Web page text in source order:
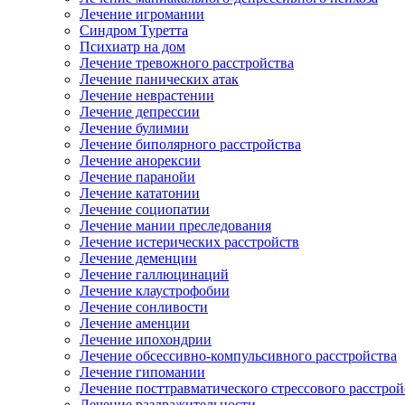
Лечение игромании
Синдром Туретта
Психиатр на дом
Лечение тревожного расстройства
Лечение панических атак
Лечение неврастении
Лечение депрессии
Лечение булимии
Лечение биполярного расстройства
Лечение анорексии
Лечение паранойи
Лечение кататонии
Лечение социопатии
Лечение мании преследования
Лечение истерических расстройств
Лечение деменции
Лечение галлюцинаций
Лечение клаустрофобии
Лечение сонливости
Лечение аменции
Лечение ипохондрии
Лечение обсессивно-компульсивного расстройства
Лечение гипомании
Лечение посттравматического стрессового